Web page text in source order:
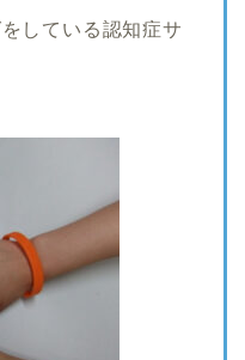
している認知症サ